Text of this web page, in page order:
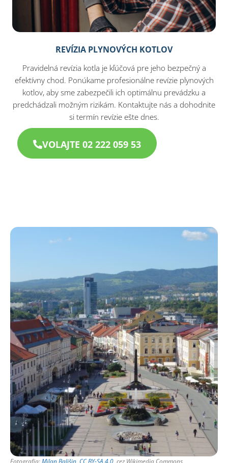
REVÍZIA PLYNOVÝCH KOTLOV
Pravidelná revízia kotla je kľúčová pre jeho bezpečný a
efektívny chod. Ponúkame profesionálne revízie plynových
kotlov, aby sme zabezpečili ich optimálnu prevádzku a
predchádzali možným rizikám. Kontaktujte nás a dohodnite
si termín revízie ešte dnes.
VOLAJTE 02 222 059 53